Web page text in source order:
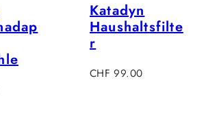
Katadyn
Haushaltsfilte
r
Regulärer
CHF 99.00